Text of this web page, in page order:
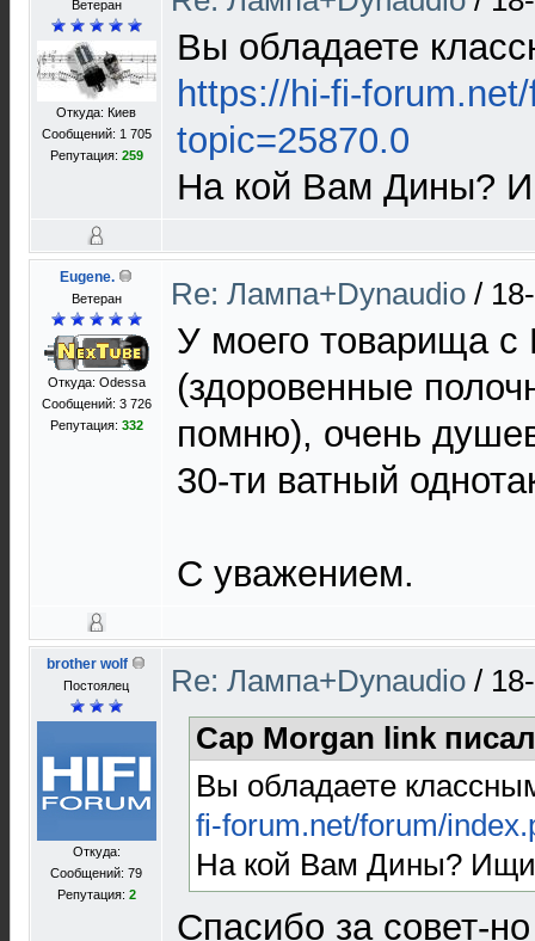
Ветеран
Откуда: Киев
Сообщений: 1 705
Репутация: 259
Вы обладаете
https://hi-fi-
topic=25870.0
На кой Вам Дины?
Eugene.
Ветеран
Откуда: Odessa
Сообщений: 3 726
Репутация: 332
Re: Лампа+Dynaudio /
У моего товарища с
(здоровенные
помню), очень
30-ти ватный
С уважением.
brother wolf
Постоялец
Откуда:
Сообщений: 79
Репутация: 2
Re: Лампа+Dynaudio /
Cap Morgan link
Вы обладаете
fi-forum.net/forum/
На кой Вам Дины?
Спасибо за совет-